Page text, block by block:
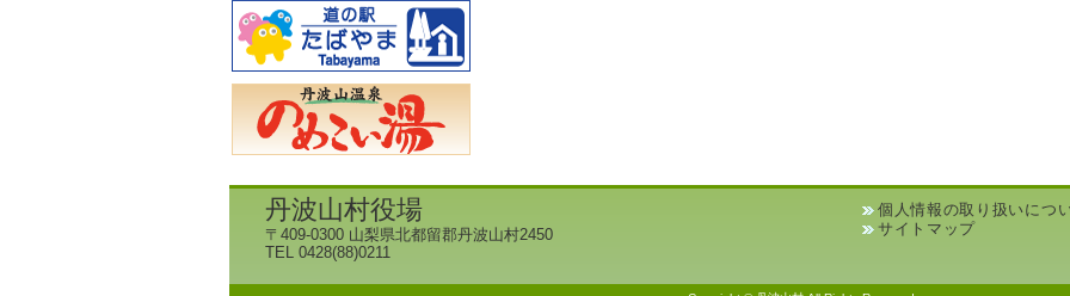
丹波山村役場
〒409-0300 山梨県北都留郡丹波山村2450
TEL 0428(88)0211
個人情報の取り扱いにつ
サイトマップ